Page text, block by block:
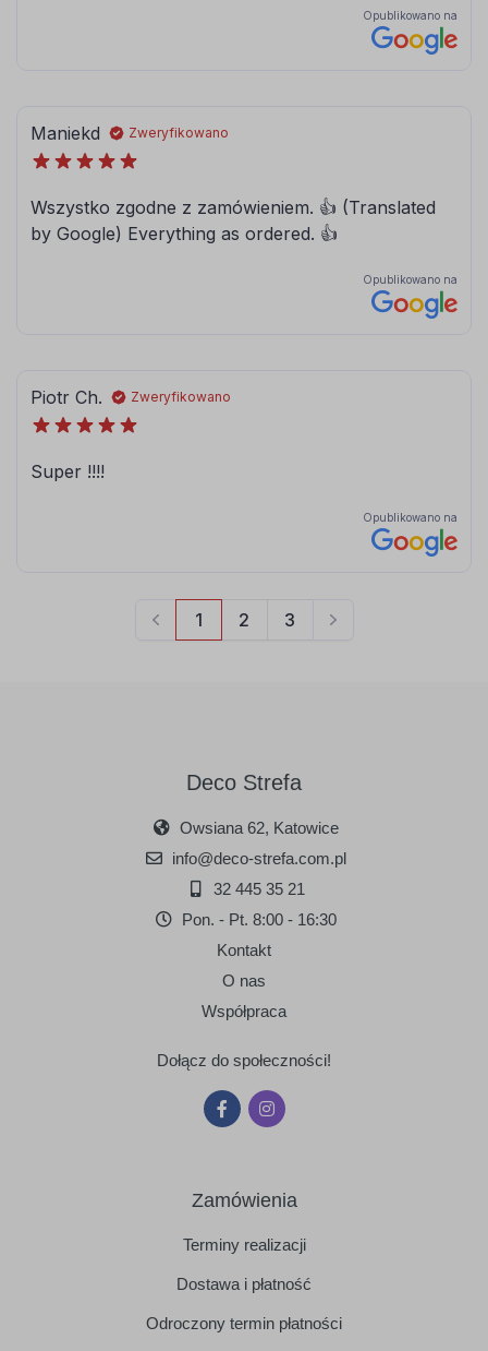
Deco Strefa
Owsiana 62, Katowice
info@deco-strefa.com.pl
32 445 35 21
Pon. - Pt. 8:00 - 16:30
Kontakt
O nas
Współpraca
Dołącz do społeczności!
Zamówienia
Terminy realizacji
Dostawa i płatność
Odroczony termin płatności